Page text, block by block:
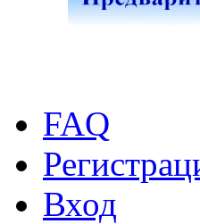
FAQ
Вход